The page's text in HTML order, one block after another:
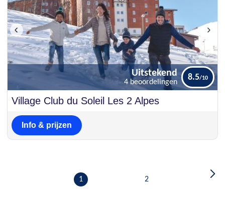
Uitstekend
4 beoordelingen
Village Club du Soleil Les 2 Alpes
Uitstekend
4 beoordelingen
8.5
Info & prijzen
1 2